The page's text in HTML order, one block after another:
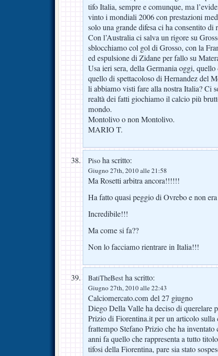
tifo Italia, sempre e comunque, ma
vinto i mondiali 2006 con prestazioni
solo una grande difesa ci ha consentito di
Con l’Australia ci salva un rigore su
sblocchiamo col gol di Grosso, con la
ed espulsione di Zidane per fallo su
Usa ieri sera, della Germania oggi, quello
quello di spettacoloso di Hernandez del
li abbiamo visti fare alla nostra Italia? Ci
realtà dei fatti giochiamo il calcio più
mondo.
Montolivo o non Montolivo.
MARIO T.
Piso ha scritto:
Giugno 27th, 2010 alle 21:58
Ma Rosetti arbitra ancora!!!!!!
Ha fatto quasi peggio di Ovrebo e non
Incredibile!!!
Ma come si fa??
Non lo facciamo rientrare in Italia!!!
BatiTheBest ha scritto:
Giugno 27th, 2010 alle 22:43
Calciomercato.com del 27 giugno
Diego Della Valle ha deciso di querelare
Prizio di Fiorentina.it per un articolo
frattempo Stefano Prizio che ha
anni fa quello che rappresenta a tutto
tifosi della Fiorentina, pare sia stato